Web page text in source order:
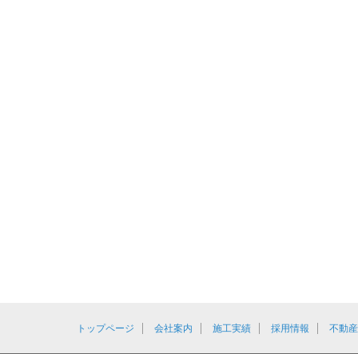
トップページ 会社案内 施工実績 採用情報 不動